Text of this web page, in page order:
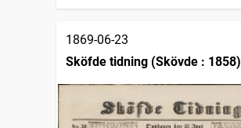
1869-06-23
Sköfde tidning (Skövde : 1858)